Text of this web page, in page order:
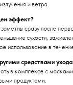
и ветра.
эффект?
сразу после
сухости,
использование в
средствами
в комплексе с
продуктами.